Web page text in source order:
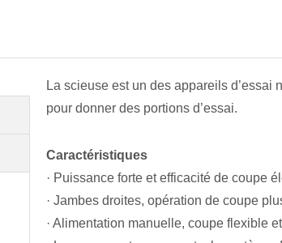
La scieuse est un des appareils d’essai
pour donner des portions d’essai.
Caractéristiques
· Puissance forte et efficacité de coupe
· Jambes droites, opération de coupe
· Alimentation manuelle, coupe flexible